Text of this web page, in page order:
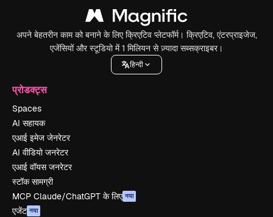
अपने बेहतरीन काम को बनाने के लिए क्रिएटिव प्लेटफॉर्म। क्रिएटिव, एंटरप्राइजेज,
एजेंसियों और स्टूडियो में 1 मिलियन से ज़्यादा सब्सक्राइबर।
हिन्दी
प्रोडक्ट्स
Spaces
AI सहायक
एआई इमेज जेनरेटर
AI वीडियो जनरेटर
एआई वॉयस जनरेटर
स्टॉक सामग्री
MCP Claude/ChatGPT के लिए नया
एजेंट नया